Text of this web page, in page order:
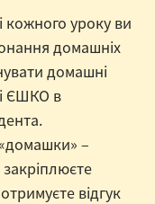
кожного уроку ви
домашніх
домашні
ЄШКО в
–
відгук